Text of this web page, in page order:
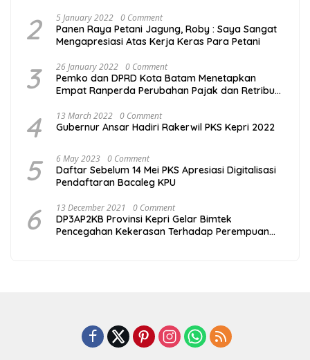
2 5 January 2022 0 Comment
Panen Raya Petani Jagung, Roby : Saya Sangat
Mengapresiasi Atas Kerja Keras Para Petani
3 26 January 2022 0 Comment
Pemko dan DPRD Kota Batam Menetapkan
Empat Ranperda Perubahan Pajak dan Retribusi
4 13 March 2022 0 Comment
Gubernur Ansar Hadiri Rakerwil PKS Kepri 2022
5 6 May 2023 0 Comment
Daftar Sebelum 14 Mei PKS Apresiasi Digitalisasi
Pendaftaran Bacaleg KPU
6 13 December 2021 0 Comment
DP3AP2KB Provinsi Kepri Gelar Bimtek
Pencegahan Kekerasan Terhadap Perempuan